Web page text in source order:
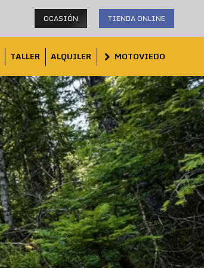
OCASIÓN TIENDA ONLINE
TALLER ALQUILER MOTOVIEDO